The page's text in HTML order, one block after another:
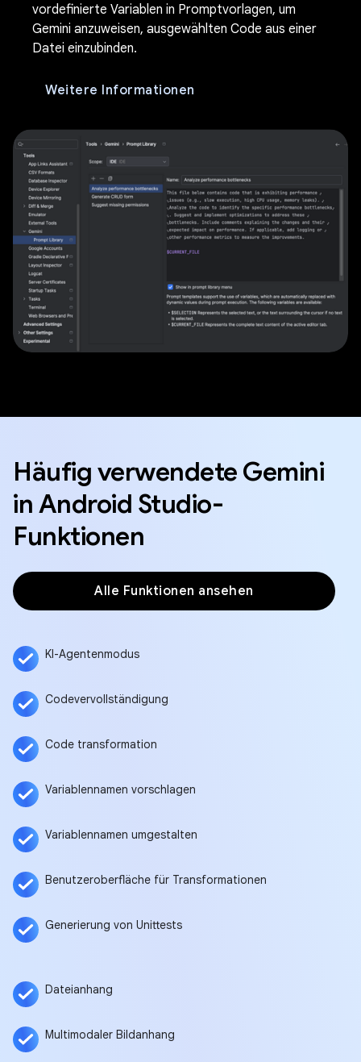
vordefinierte Variablen in Promptvorlagen, um
Gemini anzuweisen, ausgewählten Code aus einer
Datei einzubinden.
Weitere Informationen
Häufig verwendete Gemini
in Android Studio-
Funktionen
Alle Funktionen ansehen
KI-Agentenmodus
Codevervollständigung
Code transformation
Variablennamen vorschlagen
Variablennamen umgestalten
Benutzeroberfläche für Transformationen
Generierung von Unittests
Dateianhang
Multimodaler Bildanhang